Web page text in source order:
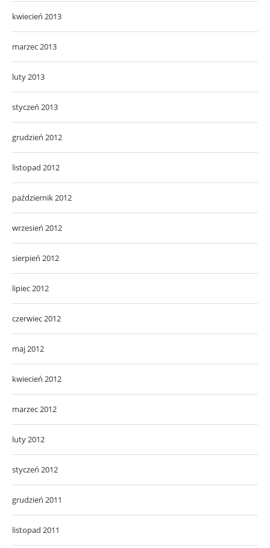
kwiecień 2013
marzec 2013
luty 2013
styczeń 2013
grudzień 2012
listopad 2012
październik 2012
wrzesień 2012
sierpień 2012
lipiec 2012
czerwiec 2012
maj 2012
kwiecień 2012
marzec 2012
luty 2012
styczeń 2012
grudzień 2011
listopad 2011